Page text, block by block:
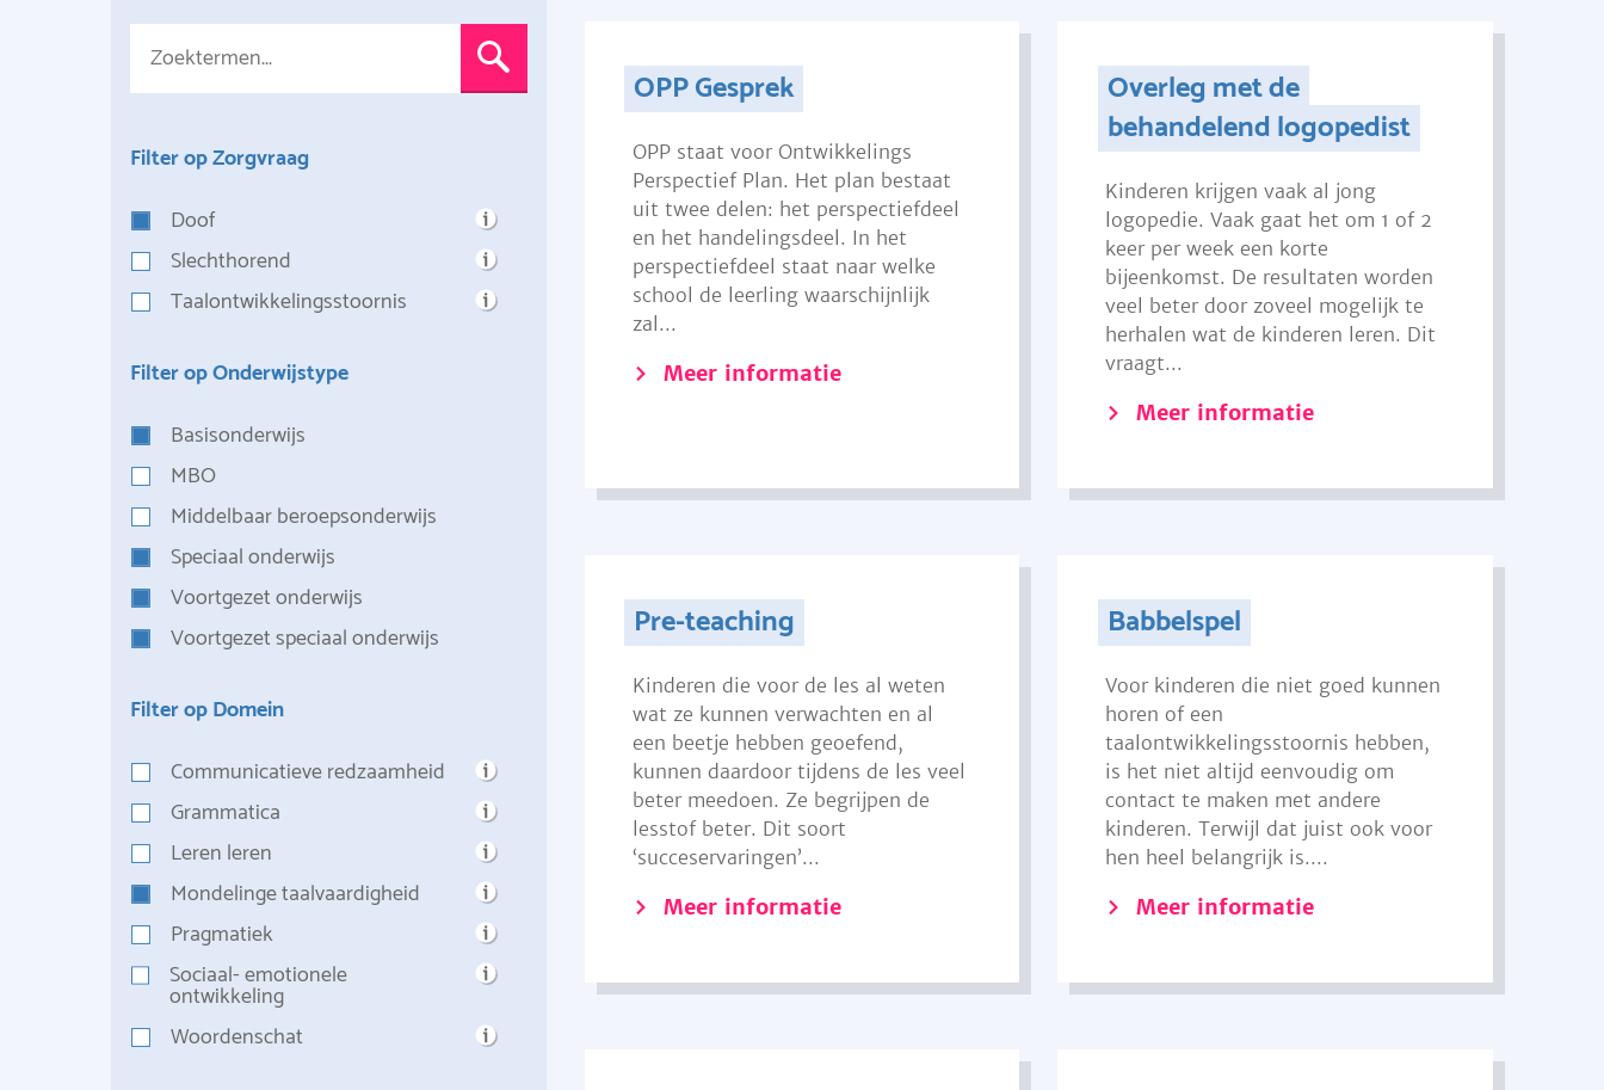
Filter op Zorgvraag
Doof
Slechthorend
Taalontwikkelingsstoornis
Filter op Onderwijstype
Basisonderwijs
MBO
Middelbaar beroepsonderwijs
Speciaal onderwijs
Voortgezet onderwijs
Voortgezet speciaal onderwijs
Filter op Domein
Communicatieve redzaamheid
Grammatica
Leren leren
Mondelinge taalvaardigheid
Pragmatiek
Sociaal- emotionele
ontwikkeling
Woordenschat
OPP Gesprek
OPP staat voor Ontwikkelings
Perspectief Plan. Het plan bestaat
uit twee delen: het perspectiefdeel
en het handelingsdeel. In het
perspectiefdeel staat naar welke
school de leerling waarschijnlijk
zal...
Meer informatie
Overleg met de
behandelend logopedist
Kinderen krijgen vaak al jong
logopedie. Vaak gaat het om 1 of 2
keer per week een korte
bijeenkomst. De resultaten worden
veel beter door zoveel mogelijk te
herhalen wat de kinderen leren. Dit
vraagt...
Meer informatie
Pre-teaching
Kinderen die voor de les al weten
wat ze kunnen verwachten en al
een beetje hebben geoefend,
kunnen daardoor tijdens de les veel
beter meedoen. Ze begrijpen de
lesstof beter. Dit soort
‘succeservaringen’...
Meer informatie
Babbelspel
Voor kinderen die niet goed kunnen
horen of een
taalontwikkelingsstoornis hebben,
is het niet altijd eenvoudig om
contact te maken met andere
kinderen. Terwijl dat juist ook voor
hen heel belangrijk is....
Meer informatie